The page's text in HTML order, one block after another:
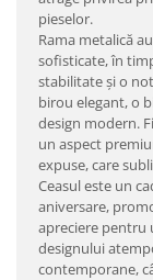
pieselor.
Rama metalică
sofisticate, în
stabilitate și o
birou elegant, o
design modern.
un aspect
expuse, care
Ceasul este un
aniversare,
apreciere pentru
designului
contemporane,